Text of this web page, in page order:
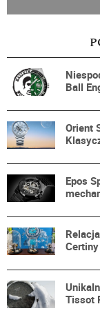
Ball
Orient
Epos
Tissot